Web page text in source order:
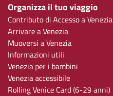
Organizza il tuo viaggio
Contributo di Accesso a Venezia
Arrivare a Venezia
Muoversi a Venezia
Informazioni utili
Venezia per i bambini
Venezia accessibile
Rolling Venice Card (6-29 anni)